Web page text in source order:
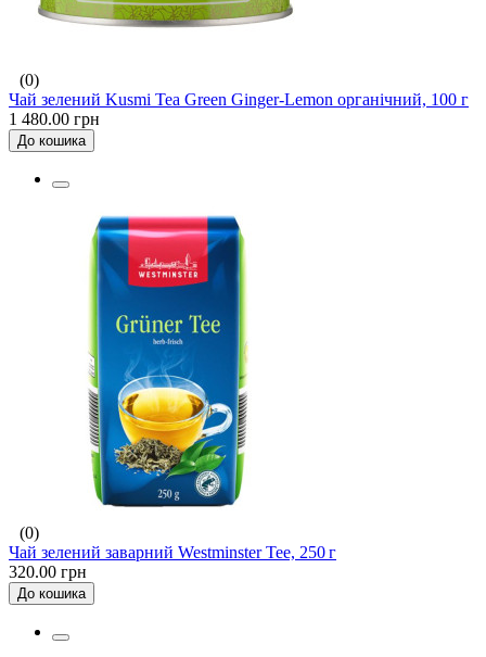
(0)
Чай зелений Kusmi Tea Green Ginger-Lemon органічний, 100 г
1 480.00 грн
До кошика
(0)
Чай зелений заварний Westminster Tee, 250 г
320.00 грн
До кошика